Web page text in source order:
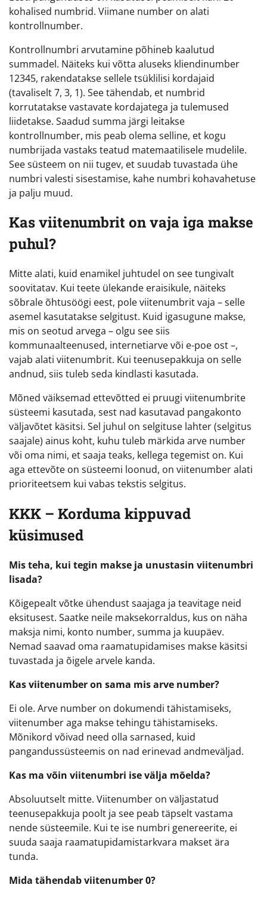
kohalised numbrid. Viimane number on alati
kontrollnumber.
Kontrollnumbri arvutamine põhineb kaalutud
summadel. Näiteks kui võtta aluseks kliendinumber
12345, rakendatakse sellele tsüklilisi kordajaid
(tavaliselt 7, 3, 1). See tähendab, et numbrid
korrutatakse vastavate kordajatega ja tulemused
liidetakse. Saadud summa järgi leitakse
kontrollnumber, mis peab olema selline, et kogu
numbrijada vastaks teatud matemaatilisele mudelile.
See süsteem on nii tugev, et suudab tuvastada ühe
numbri valesti sisestamise, kahe numbri kohavahetuse
ja palju muud.
Kas viitenumbrit on vaja iga makse
puhul?
Mitte alati, kuid enamikel juhtudel on see tungivalt
soovitatav. Kui teete ülekande eraisikule, näiteks
sõbrale õhtusöögi eest, pole viitenumbrit vaja – selle
asemel kasutatakse selgitust. Kuid igasugune makse,
mis on seotud arvega – olgu see siis
kommunaalteenused, internetiarve või e-poe ost –,
vajab alati viitenumbrit. Kui teenusepakkuja on selle
andnud, siis tuleb seda kindlasti kasutada.
Mõned väiksemad ettevõtted ei pruugi viitenumbrite
süsteemi kasutada, sest nad kasutavad pangakonto
väljavõtet käsitsi. Sel juhul on selgituse lahter (selgitus
saajale) ainus koht, kuhu tuleb märkida arve number
või oma nimi, et saaja teaks, kellega tegemist on. Kui
aga ettevõte on süsteemi loonud, on viitenumber alati
prioriteetsem kui vabas tekstis selgitus.
KKK – Korduma kippuvad
küsimused
Mis teha, kui tegin makse ja unustasin viitenumbri
lisada?
Kõigepealt võtke ühendust saajaga ja teavitage neid
eksitusest. Saatke neile maksekorraldus, kus on näha
maksja nimi, konto number, summa ja kuupäev.
Nemad saavad oma raamatupidamises makse käsitsi
tuvastada ja õigele arvele kanda.
Kas viitenumber on sama mis arve number?
Ei ole. Arve number on dokumendi tähistamiseks,
viitenumber aga makse tehingu tähistamiseks.
Mõnikord võivad need olla sarnased, kuid
pangandussüsteemis on nad erinevad andmeväljad.
Kas ma võin viitenumbri ise välja mõelda?
Absoluutselt mitte. Viitenumber on väljastatud
teenusepakkuja poolt ja see peab täpselt vastama
nende süsteemile. Kui te ise numbri genereerite, ei
suuda saaja raamatupidamistarkvara makset ära
tunda.
Mida tähendab viitenumber 0?